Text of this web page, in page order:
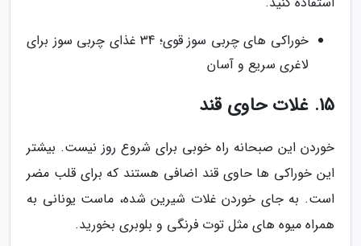
خوراکی های چربی سوز قوی؛ 34 غذای چربی سوز برای
لاغری سریع و آسان
15. غلات حاوی قند
خوردن این صبحانه راه خوبی برای شروع روز نیست. بیشتر
این خوراکی ها حاوی قند اضافی هستند که برای قلب مضر
است. به جای خوردن غلات شیرین شده، ماست یونانی به
همراه میوه های مثل توت فرنگی و بلوبری بخورید.